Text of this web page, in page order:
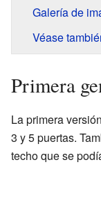
Galería de
Véase
Primera
La primera
3 y 5 puertas.
techo que se